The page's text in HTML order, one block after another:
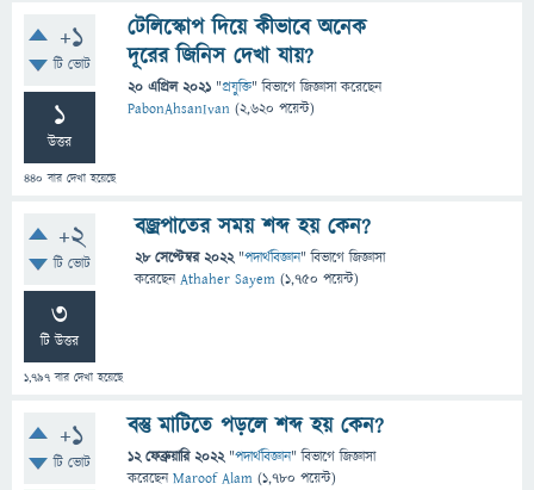
+1
টি ভোট
1
উত্তর
440 বার দেখা হয়েছে
টেলিস্কোপ দিয়ে কীভাবে অনেক
দূরের জিনিস দেখা যায়?
20 এপ্রিল 2021 "প্রযুক্তি" বিভাগে জিজ্ঞাসাকরেছেন
PabonAhsanIvan (2,620 পয়েন্ট)
+2
টি ভোট
3
টি উত্তর
1,797 বার দেখা হয়েছে
বজ্রপাতের সময় শব্দ হয় কেন?
28 সেপ্টেম্বর 2022 "পদার্থবিজ্ঞান" বিভাগে জিজ্ঞাসা
করেছেনAthaher Sayem (1,750 পয়েন্ট)
+1
টি ভোট
বস্তু মাটিতে পড়লে শব্দ হয় কেন?
12 ফেব্রুয়ারি 2022 "পদার্থবিজ্ঞান" বিভাগে জিজ্ঞাসা
করেছেনMaroof Alam (1,780 পয়েন্ট)